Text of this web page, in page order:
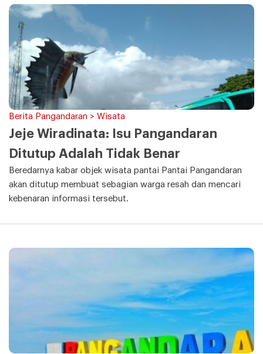
Berita Pangandaran > Wisata
Jeje Wiradinata: Isu Pangandaran
Ditutup Adalah Tidak Benar
Beredarnya kabar objek wisata pantai Pantai Pangandaran
akan ditutup membuat sebagian warga resah dan mencari
kebenaran informasi tersebut.